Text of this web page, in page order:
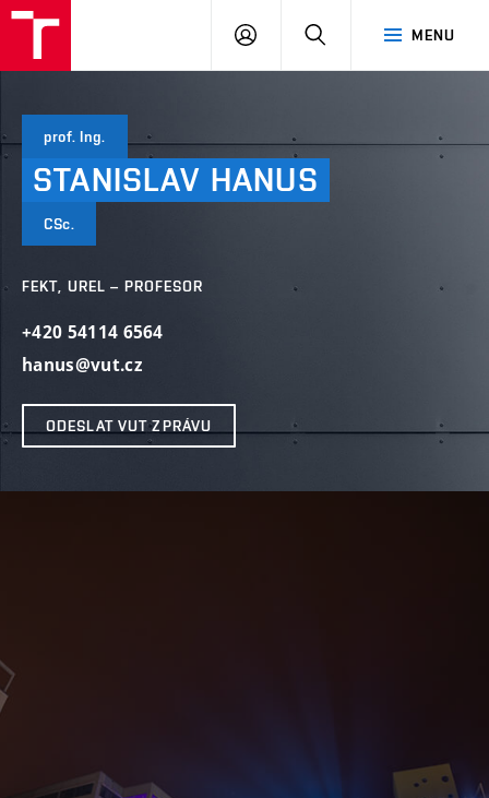
MENU
PŘIHLÁSIT
prof. Ing.
STANISLAV HANUS
CSc.
FEKT, UREL – PROFESOR
+420 54114 6564
hanus@vut.cz
ODESLAT VUT ZPRÁVU